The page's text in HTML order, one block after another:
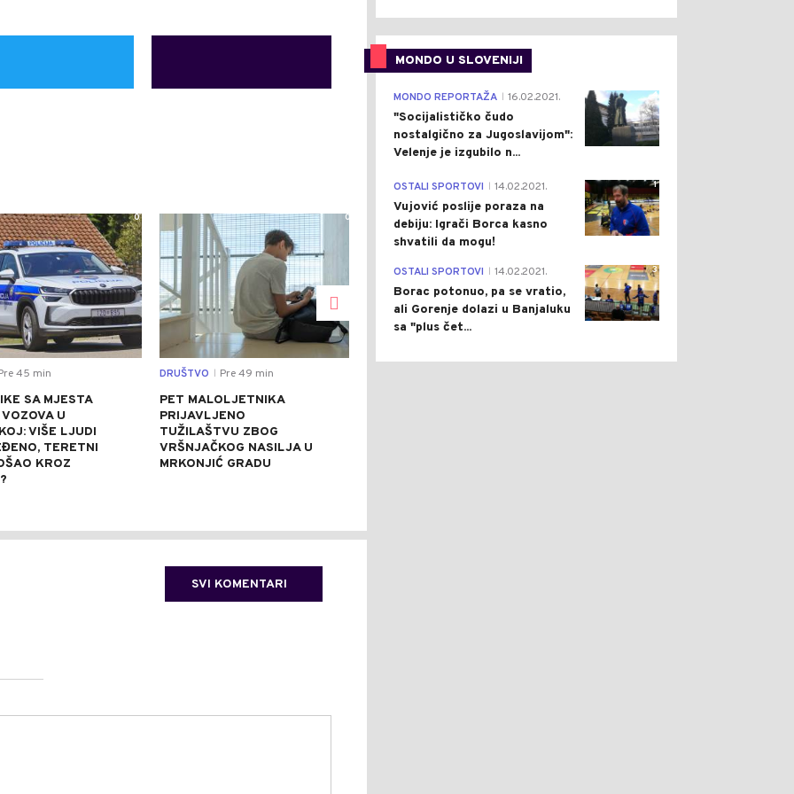
0
45 min
SA MJESTA
U
VIŠE LJUDI
TERETNI
KROZ
0
DRUŠTVO Pre 49 min
PET MALOLJETNIKA
PRIJAVLJENO
TUŽILAŠTVU ZBOG
VRŠNJAČKOG NASILJA U
MRKONJIĆ GRADU
SVI KOMENTARI
MONDO U SLOVENIJI
4
MONDO REPORTAŽA 16.02.2021.
"Socijalističko čudo
nostalgično za Jugoslavijom":
Velenje je izgubilo n...
1
OSTALI SPORTOVI 14.02.2021.
Vujović poslije poraza na
debiju: Igrači Borca kasno
shvatili da mogu!
3
OSTALI SPORTOVI 14.02.2021.
Borac potonuo, pa se vratio,
ali Gorenje dolazi u Banjaluku
sa "plus čet...